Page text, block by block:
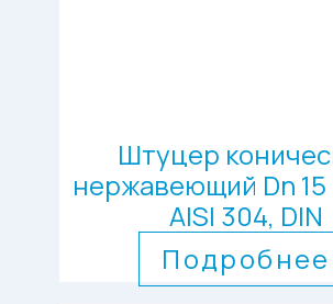
Штуцер
нержавеющий Dn 15
AISI 304, DIN
Подробнее